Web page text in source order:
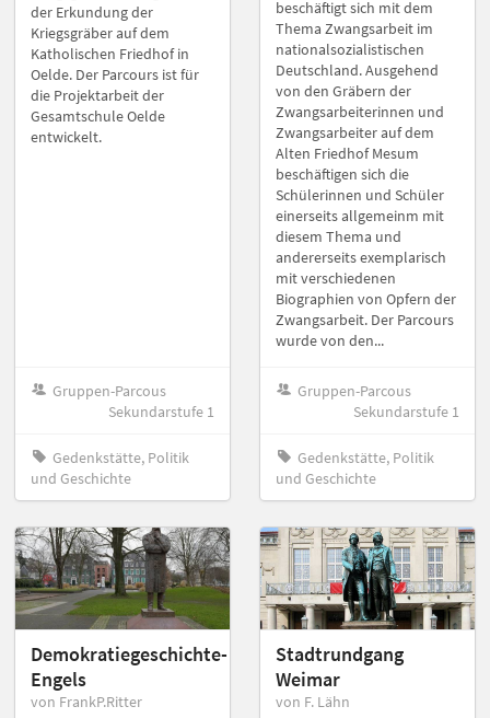
der Erkundung der
Kriegsgräber auf dem
Katholischen Friedhof in
Oelde. Der Parcours ist für
die Projektarbeit der
Gesamtschule Oelde
entwickelt.
Gruppen-Parcous
Sekundarstufe 1
Gedenkstätte, Politik
und Geschichte
beschäftigt sich mit dem
Thema Zwangsarbeit im
nationalsozialistischen
Deutschland. Ausgehend
von den Gräbern der
Zwangsarbeiterinnen und
Zwangsarbeiter auf dem
Alten Friedhof Mesum
beschäftigen sich die
Schülerinnen und Schüler
einerseits allgemeinm mit
diesem Thema und
andererseits exemplarisch
mit verschiedenen
Biographien von Opfern der
Zwangsarbeit. Der Parcours
wurde von den...
Gruppen-Parcous
Sekundarstufe 1
Gedenkstätte, Politik
und Geschichte
Demokratiegeschichte-
Engels
von FrankP.Ritter
Stadtrundgang
Weimar
von F. Lähn